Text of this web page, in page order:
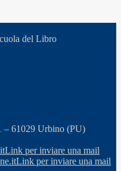
del Libro
– 61029 Urbino (PU)
Link per inviare una mail
Link per inviare una mail